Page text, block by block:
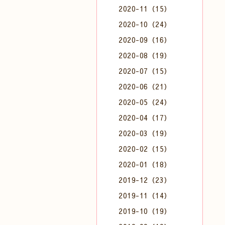
2020-11（15）
2020-10（24）
2020-09（16）
2020-08（19）
2020-07（15）
2020-06（21）
2020-05（24）
2020-04（17）
2020-03（19）
2020-02（15）
2020-01（18）
2019-12（23）
2019-11（14）
2019-10（19）